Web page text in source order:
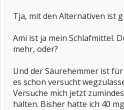
Tja, mit den Alternativen ist
Ami ist ja mein Schlafmittel.
mehr, oder?
Und der Säurehemmer ist
es schon versucht
Versuche mich jetzt
halten. Bisher hatte ich 40